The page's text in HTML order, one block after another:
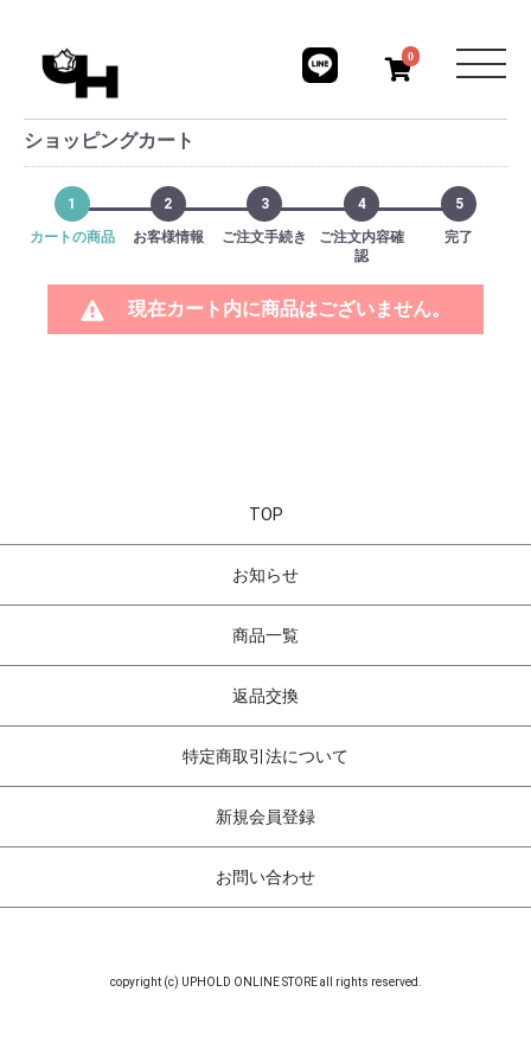
0
ショッピングカート
1
カートの商品
2
お客様情報
3
ご注文手続き
4
ご注文内容確
認
5
完了
現在カート内に商品はございません。
TOP
お知らせ
商品一覧
返品交換
特定商取引法について
新規会員登録
お問い合わせ
copyright (c) UPHOLD ONLINE STORE all rights reserved.